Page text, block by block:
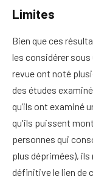
Limites
Bien que ces
les considérer
revue ont noté
des études
qu’ils ont examiné
qu'ils puissent
personnes qui
plus déprimées),
définitive le lien de